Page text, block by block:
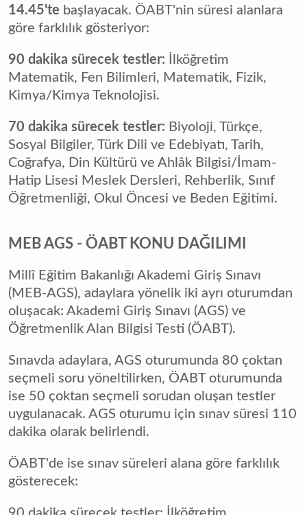
14.45'te başlayacak. ÖABT'nin süresi alanlara
göre farklılık gösteriyor:
90 dakika sürecek testler: İlköğretim
Matematik, Fen Bilimleri, Matematik, Fizik,
Kimya/Kimya Teknolojisi.
70 dakika sürecek testler: Biyoloji, Türkçe,
Sosyal Bilgiler, Türk Dili ve Edebiyatı, Tarih,
Coğrafya, Din Kültürü ve Ahlâk Bilgisi/İmam-
Hatip Lisesi Meslek Dersleri, Rehberlik, Sınıf
Öğretmenliği, Okul Öncesi ve Beden Eğitimi.
MEB AGS - ÖABT KONU DAĞILIMI
Millî Eğitim Bakanlığı Akademi Giriş Sınavı
(MEB-AGS), adaylara yönelik iki ayrı oturumdan
oluşacak: Akademi Giriş Sınavı (AGS) ve
Öğretmenlik Alan Bilgisi Testi (ÖABT).
Sınavda adaylara, AGS oturumunda 80 çoktan
seçmeli soru yöneltilirken, ÖABT oturumunda
ise 50 çoktan seçmeli sorudan oluşan testler
uygulanacak. AGS oturumu için sınav süresi 110
dakika olarak belirlendi.
ÖABT'de ise sınav süreleri alana göre farklılık
gösterecek: